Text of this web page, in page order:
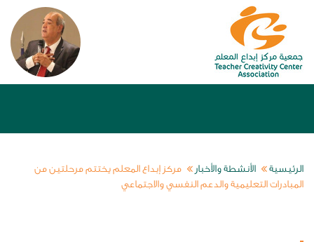
الرئيسية الأنشطة والأخبار
مركز إبداع المعلم يختتم مرحلتين من
المبادرات التعليمية والدعم النفسي والاجتماعي